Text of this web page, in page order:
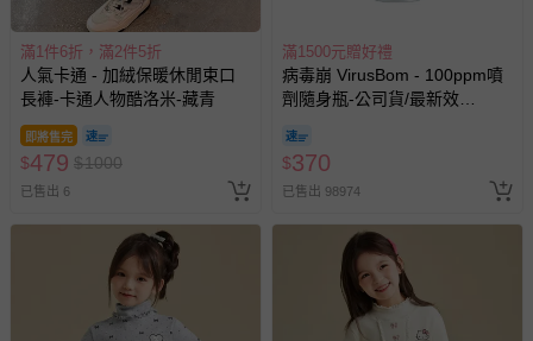
滿1件6折，滿2件5折
人氣卡通 - 加絨保暖休閒束口
長褲-卡通人物酷洛米-藏青
即將售完
$479 $1000
已售出 6
滿1500元贈好禮
病毒崩 VirusBom - 100ppm噴
劑隨身瓶-公司貨/最新效
$370
已售出 98974